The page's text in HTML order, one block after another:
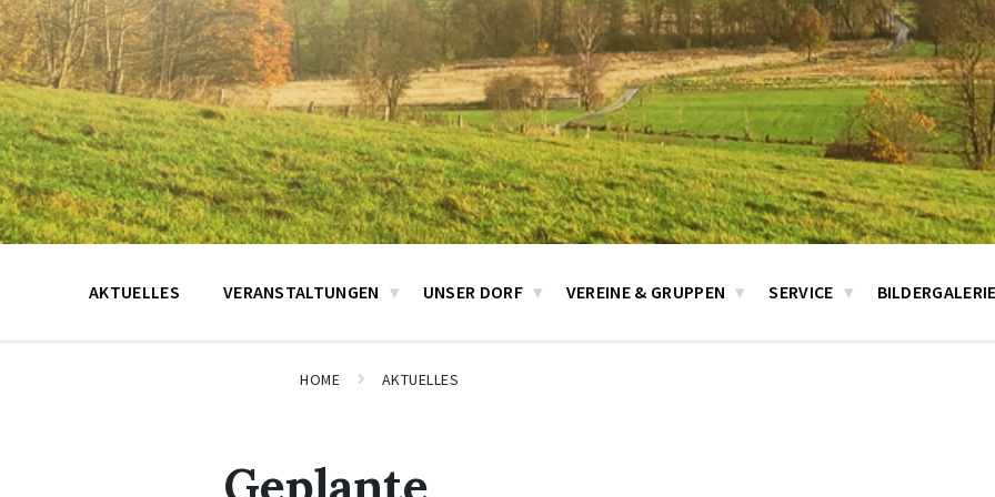
AKTUELLES VERANSTALTUNGEN UNSER DORF VEREINE & GRUPPEN SERVICE
HOME AKTUELLES